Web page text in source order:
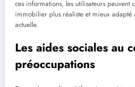
ces informations, les utilisateurs peuvent
immobilier plus réaliste et mieux
actuelle.
Les aides sociales au
préoccupations